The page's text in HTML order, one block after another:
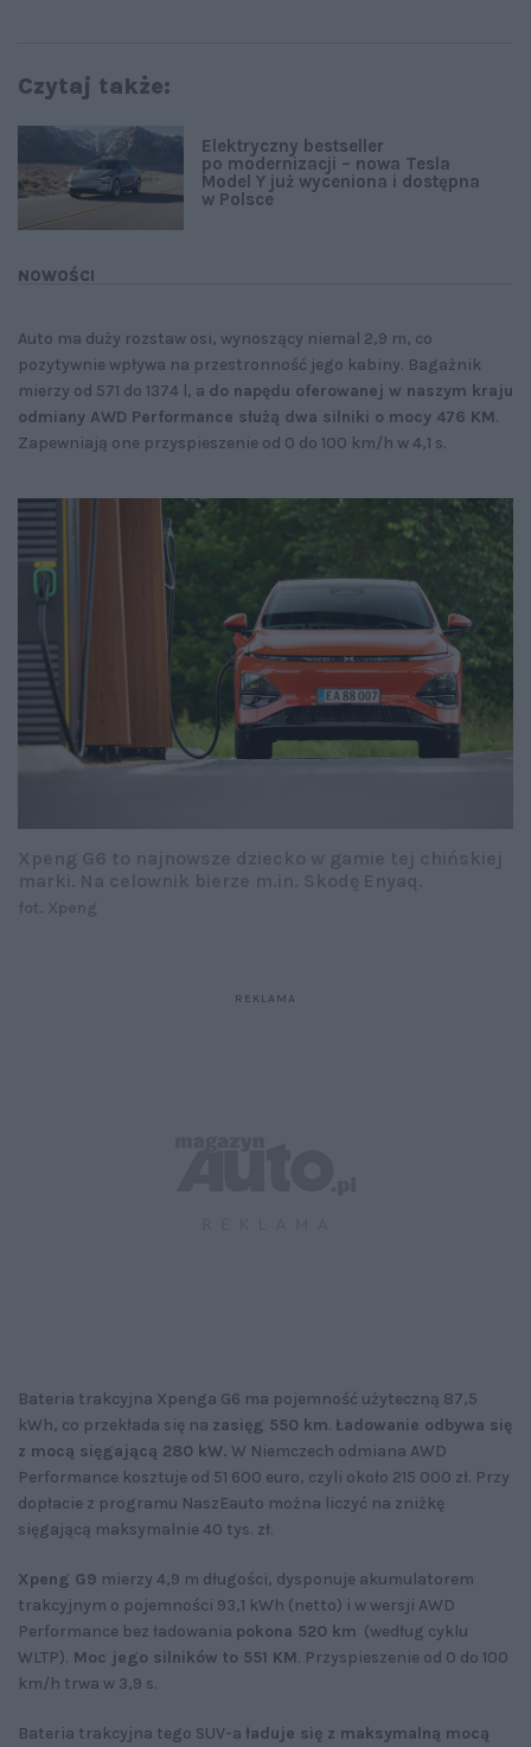
Czytaj także:
NOWOŚCI
Elektryczny bestseller
po modernizacji – nowa Tesla
Model Y już wyceniona i dostępna
w Polsce
Auto ma duży rozstaw osi, wynoszący niemal 2,9 m, co
pozytywnie wpływa na przestronność jego kabiny. Bagażnik
mierzy od 571 do 1374 l, a do napędu oferowanej w naszym kraju
odmiany AWD Performance służą dwa silniki o mocy 476 KM.
Zapewniają one przyspieszenie od 0 do 100 km/h w 4,1 s.
Bateria trakcyjna Xpenga G6 ma pojemność użyteczną 87,5
kWh, co przekłada się na zasięg 550 km. Ładowanie odbywa się
z mocą sięgającą 280 kW. W Niemczech odmiana AWD
Performance kosztuje od 51 600 euro, czyli około 215 000 zł. Przy
dopłacie z programu NaszEauto można liczyć na zniżkę
sięgającą maksymalnie 40 tys. zł.
Xpeng G9 mierzy 4,9 m długości, dysponuje akumulatorem
trakcyjnym o pojemności 93,1 kWh (netto) i w wersji AWD
Performance bez ładowania pokona 520 km (według cyklu
WLTP). Moc jego silników to 551 KM. Przyspieszenie od 0 do 100
km/h trwa w 3,9 s.
Bateria trakcyjna tego SUV-a ładuje się z maksymalną mocą